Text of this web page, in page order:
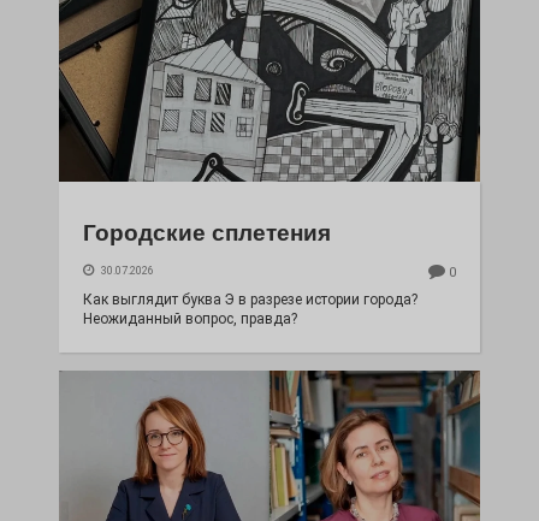
Городские сплетения
30.07.2026 0
Как выглядит буква Э в разрезе истории города?
Неожиданный вопрос, правда?